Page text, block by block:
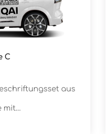
C
aus
mit
Rückstandsfrei